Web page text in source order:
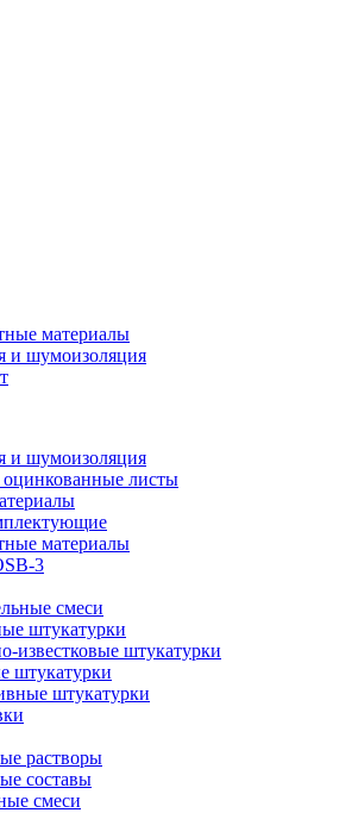
материалы
и шумоизоляция
и шумоизоляция
листы
материалы
3
смеси
штукатурки
известковые штукатурки
штукатурки
штукатурки
растворы
составы
смеси